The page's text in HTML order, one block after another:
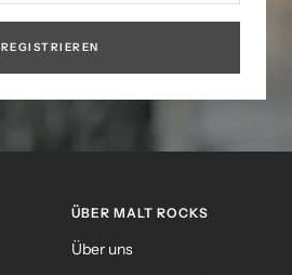
REGISTRIEREN
ÜBER MALT ROCKS
Über uns